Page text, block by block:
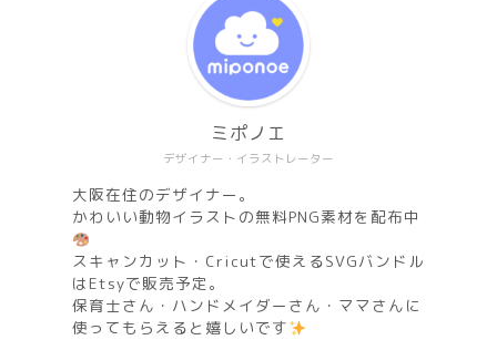
デザイナー・イラストレーター
ミポノエ
大阪在住のデザイナー。
かわいい動物イラストの無料PNG素材を配布中
スキャンカット・Cricutで使えるSVGバンドル
はEtsyで販売予定。
保育士さん・ハンドメイダーさん・ママさんに
使ってもらえると嬉しいです